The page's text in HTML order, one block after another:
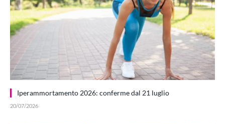
Iperammortamento 2026: conferme dal 21 luglio
20/07/2026